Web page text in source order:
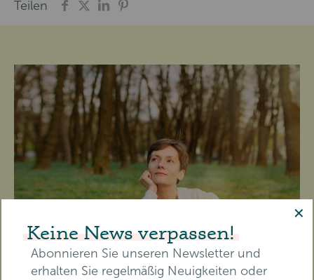
Teilen
✕
Keine News verpassen!
Abonnieren Sie unseren Newsletter und
erhalten Sie regelmäßig Neuigkeiten oder